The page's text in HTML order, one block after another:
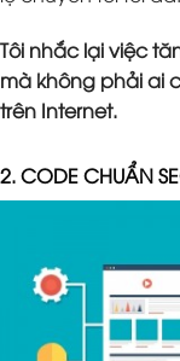
Tôi nhắc lại việc
mà không phải ai
trên Internet.
2. CODE CHUẨN